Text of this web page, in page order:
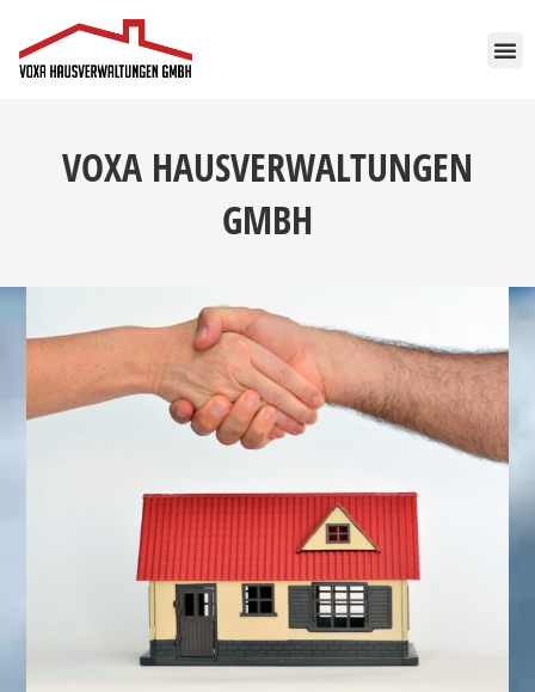
springen
VOXA HAUSVERWALTUNGEN
GMBH